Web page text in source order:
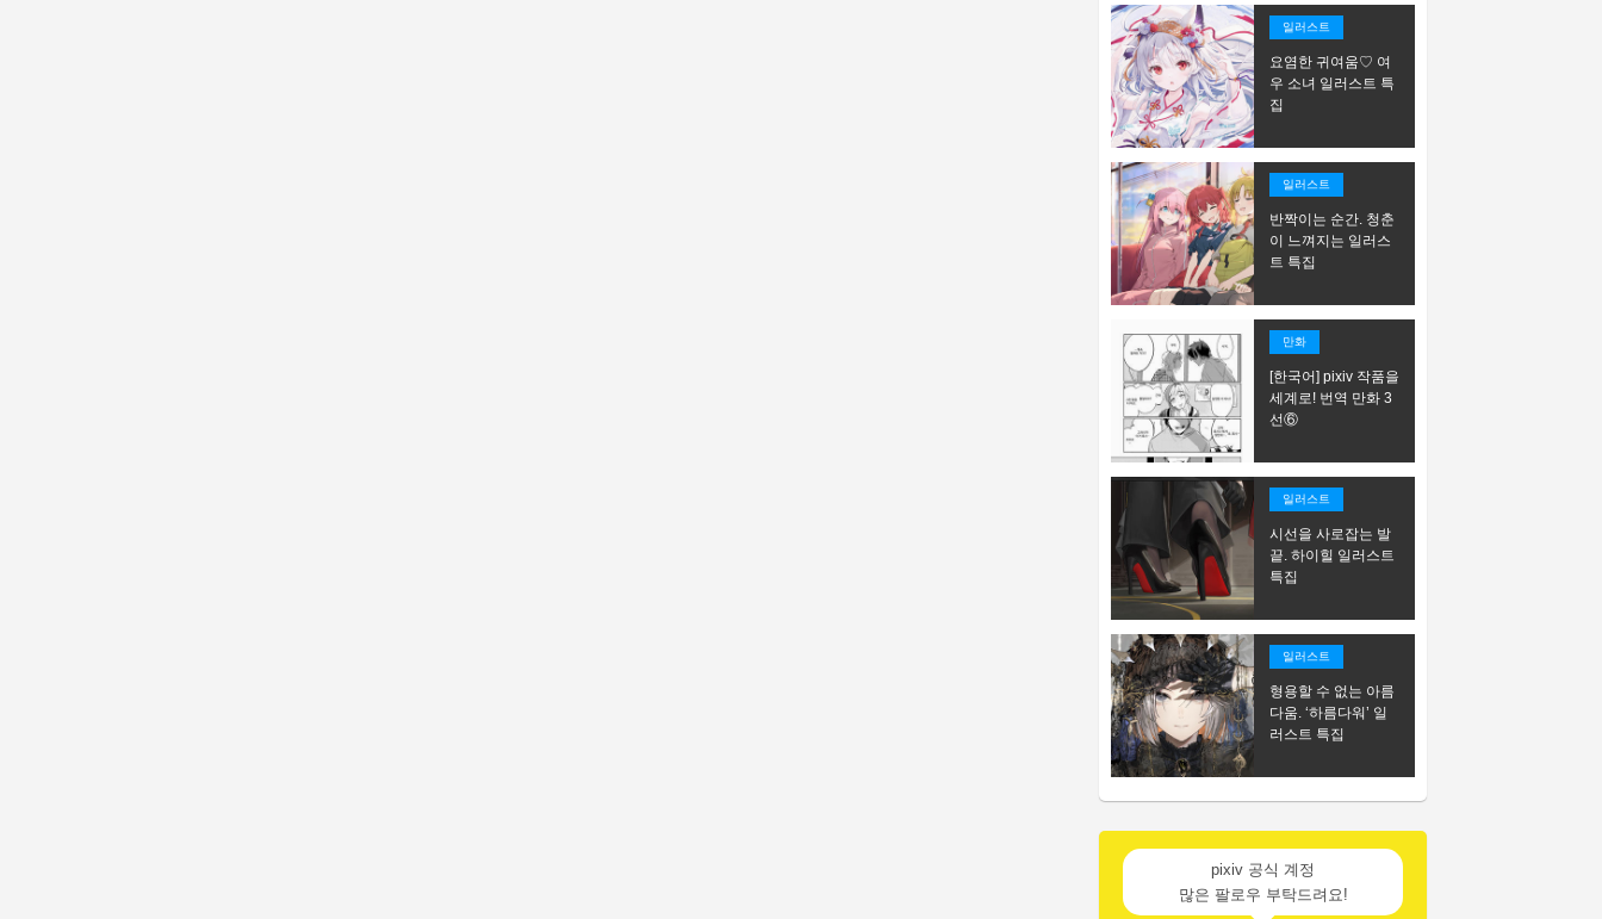
일러스트
요염한 귀여움♡ 여
우 소녀 일러스트 특
집
일러스트
반짝이는 순간. 청춘
이 느껴지는 일러스
트 특집
만화
[한국어] pixiv 작품을
세계로! 번역 만화 3
선⑥
일러스트
시선을 사로잡는 발
끝. 하이힐 일러스트
특집
일러스트
형용할 수 없는 아름
다움. ‘하름다워’ 일
러스트 특집
pixiv 공식 계정
많은 팔로우 부탁드려요!